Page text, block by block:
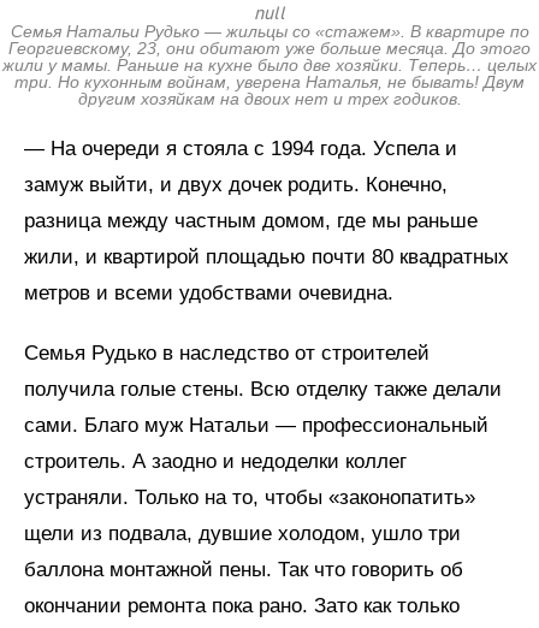
null
Семья Натальи Рудько — жильцы со «стажем». В квартире по
Георгиевскому, 23, они обитают уже больше месяца. До этого
жили у мамы. Раньше на кухне было две хозяйки. Теперь… целых
три. Но кухонным войнам, уверена Наталья, не бывать! Двум
другим хозяйкам на двоих нет и трех годиков.
— На очереди я стояла с 1994 года. Успела и
замуж выйти, и двух дочек родить. Конечно,
разница между частным домом, где мы раньше
жили, и квартирой площадью почти 80 квадратных
метров и всеми удобствами очевидна.
Семья Рудько в наследство от строителей
получила голые стены. Всю отделку также делали
сами. Благо муж Натальи — профессиональный
строитель. А заодно и недоделки коллег
устраняли. Только на то, чтобы «законопатить»
щели из подвала, дувшие холодом, ушло три
баллона монтажной пены. Так что говорить об
окончании ремонта пока рано. Зато как только